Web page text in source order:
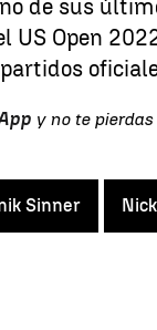
de sus
US Open
y no te
Sinner